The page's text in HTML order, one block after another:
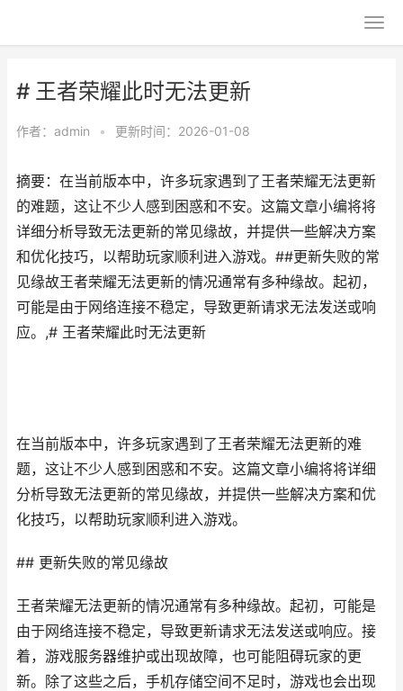
# 王者荣耀此时无法更新
作者： admin • 更新时间：2026-01-08
摘要：在当前版本中，许多玩家遇到了王者荣耀无法更新
的难题，这让不少人感到困惑和不安。这篇文章小编将将
详细分析导致无法更新的常见缘故，并提供一些解决方案
和优化技巧，以帮助玩家顺利进入游戏。##更新失败的常
见缘故王者荣耀无法更新的情况通常有多种缘故。起初，
可能是由于网络连接不稳定，导致更新请求无法发送或响
应。,# 王者荣耀此时无法更新
在当前版本中，许多玩家遇到了王者荣耀无法更新的难
题，这让不少人感到困惑和不安。这篇文章小编将将详细
分析导致无法更新的常见缘故，并提供一些解决方案和优
化技巧，以帮助玩家顺利进入游戏。
## 更新失败的常见缘故
王者荣耀无法更新的情况通常有多种缘故。起初，可能是
由于网络连接不稳定，导致更新请求无法发送或响应。接
着，游戏服务器维护或出现故障，也可能阻碍玩家的更
新。除了这些之后，手机存储空间不足时，游戏也会出现